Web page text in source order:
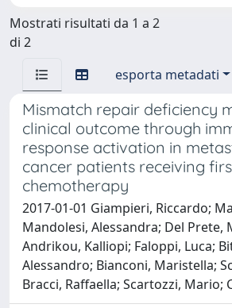
Mostrati risultati da 1 a 2
di 2
esporta metadati
Mismatch repair deficiency
clinical outcome through
response activation in
cancer patients receiving
chemotherapy
2017-01-01 Giampieri, Riccardo;
Mandolesi, Alessandra; Del Prete,
Andrikou, Kalliopi; Faloppi, Luca;
Alessandro; Bianconi, Maristella;
Bracci, Raffaella; Scartozzi, Mario;